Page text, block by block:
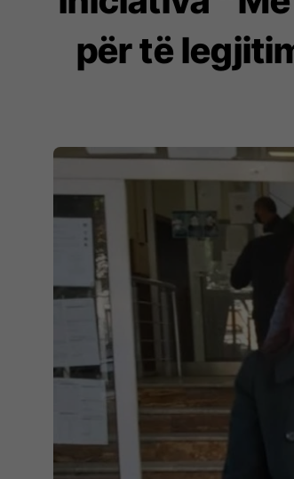
për të